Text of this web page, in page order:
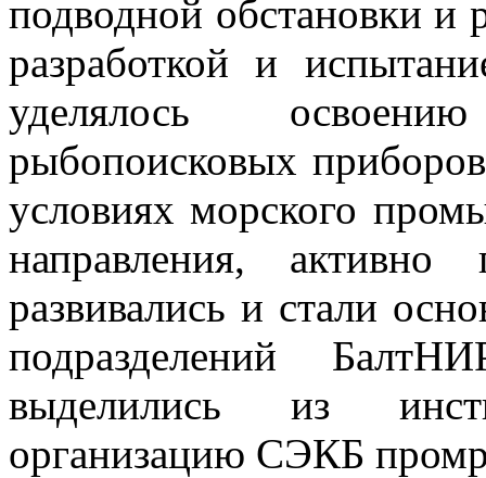
подводной обстановки и
разработкой и
уделялось
рыбопоисковых
условиях морского
направления, активно
развивались и стали
подразделений
выделились из
организацию СЭКБ